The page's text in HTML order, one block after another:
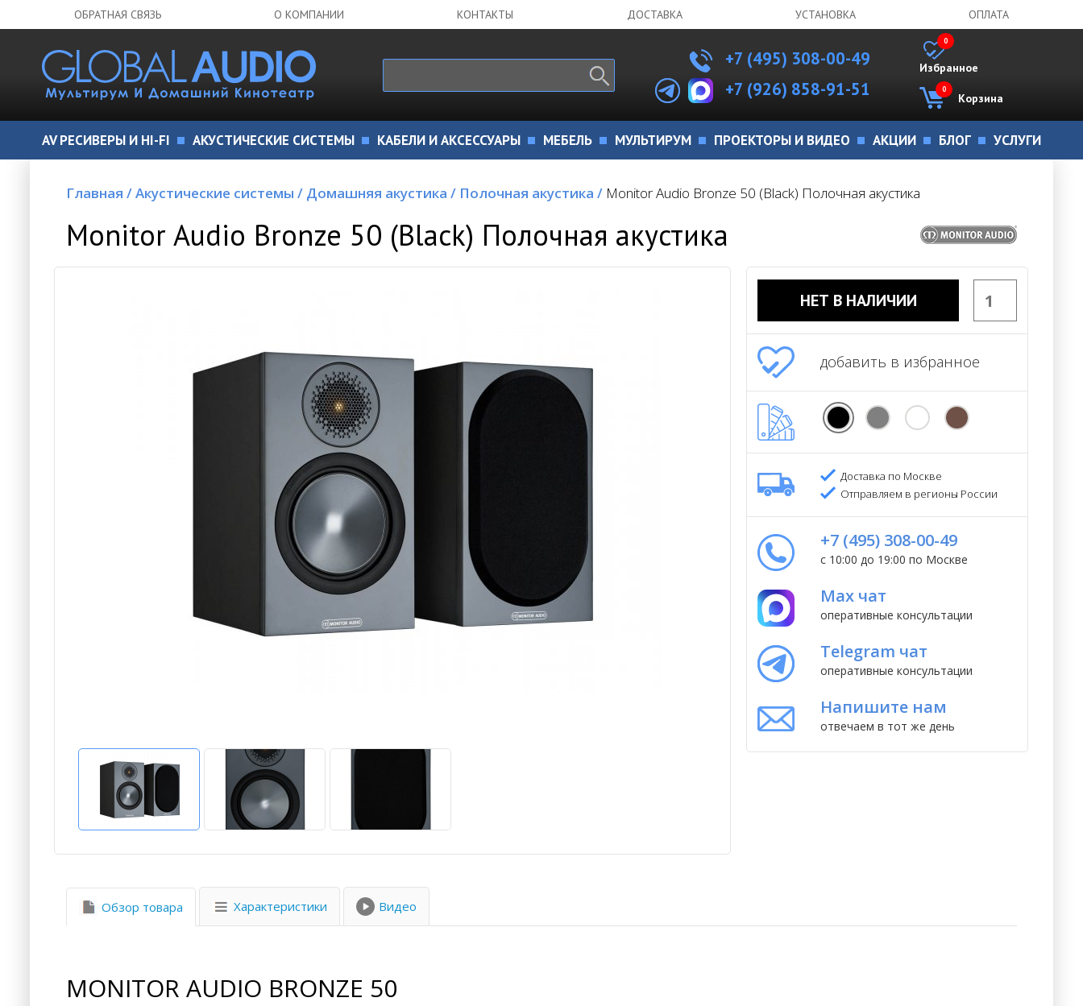
ОБРАТНАЯ СВЯЗЬ О КОМПАНИИ КОНТАКТЫ ДОСТАВКА УСТАНОВКА ОПЛАТА
+7 (495) 308-00-49
+7 (926) 858-91-51
Избранное
0
Корзина
0
AV РЕСИВЕРЫ И HI-FI АКУСТИЧЕСКИЕ СИСТЕМЫ КАБЕЛИ И АКСЕССУАРЫ МЕБЕЛЬ МУЛЬТИРУМ ПРОЕКТОРЫ И ВИДЕО АКЦИИ БЛОГ УСЛУГИ
Главная /Акустические системы / Домашняя акустика / Полочная акустика / Monitor Audio Bronze 50 (Black) Полочная акустика
Monitor Audio Bronze 50 (Black) Полочная акустика
НЕТ В НАЛИЧИИ
добавить в избранное
Доставка по Москве
Отправляем в регионы России
+7 (495) 308-00-49
с 10:00 до 19:00 по Москве
Max чат
оперативные консультации
Telegram чат
оперативные консультации
Напишите нам
отвечаем в тот же день
Обзор товара Характеристики Видео
MONITOR AUDIO BRONZE 50